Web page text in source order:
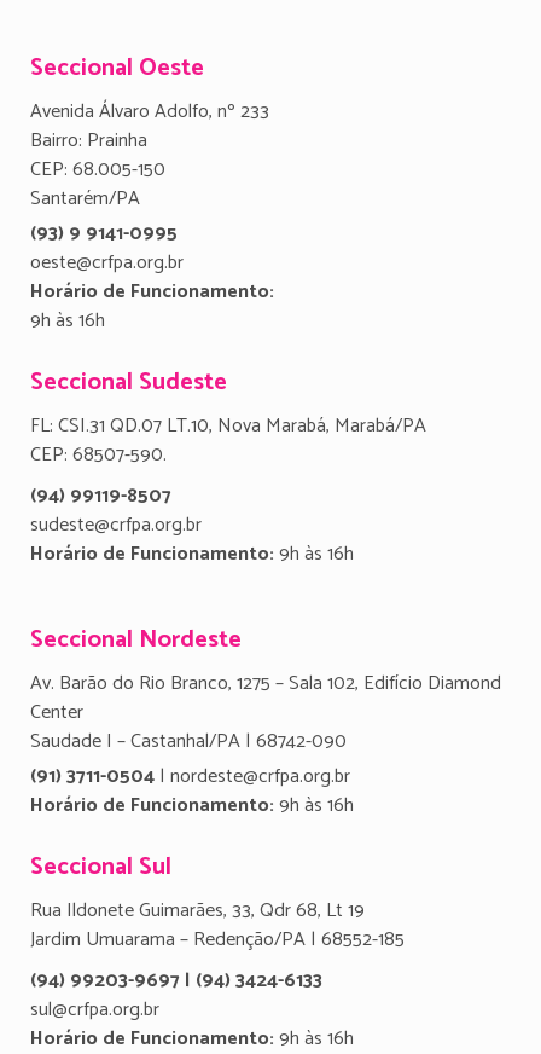
Seccional Oeste
Avenida Álvaro Adolfo, nº 233
Bairro: Prainha
CEP: 68.005-150
Santarém/PA
(93) 9 9141-0995
oeste@crfpa.org.br
Horário de Funcionamento:
9h às 16h
Seccional Sudeste
FL: CSI.31 QD.07 LT.10, Nova Marabá, Marabá/PA
CEP: 68507-590.
(94) 99119-8507
sudeste@crfpa.org.br
Horário de Funcionamento:9h às 16h
Seccional Nordeste
Av. Barão do Rio Branco, 1275 – Sala 102, Edifício Diamond
Center
Saudade I – Castanhal/PA | 68742-090
(91) 3711-0504| nordeste@crfpa.org.br
Horário de Funcionamento:9h às 16h
Seccional Sul
Rua Ildonete Guimarães, 33, Qdr 68, Lt 19
Jardim Umuarama – Redenção/PA | 68552-185
(94) 99203-9697 | (94) 3424-6133
sul@crfpa.org.br
Horário de Funcionamento:9h às 16h